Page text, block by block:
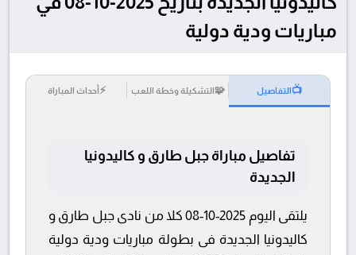
مباريات ودية دولية
📺التفاصيل 🧩التشكيلة وخطة اللعب ⚡أحداث المباراة
تفاصيل مباراة جبل طارق و كاليدونيا
الجديدة
يلتقى اليوم 2025-10-08 كلا من نادى جبل طارق و
كاليدونيا الجديدة فى بطولة مباريات ودية دولية